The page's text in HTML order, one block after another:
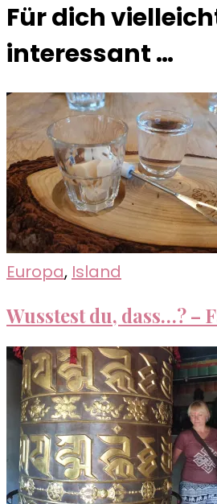
Für dich
interessant …
Europa, Island
Wusstest du, dass…? –